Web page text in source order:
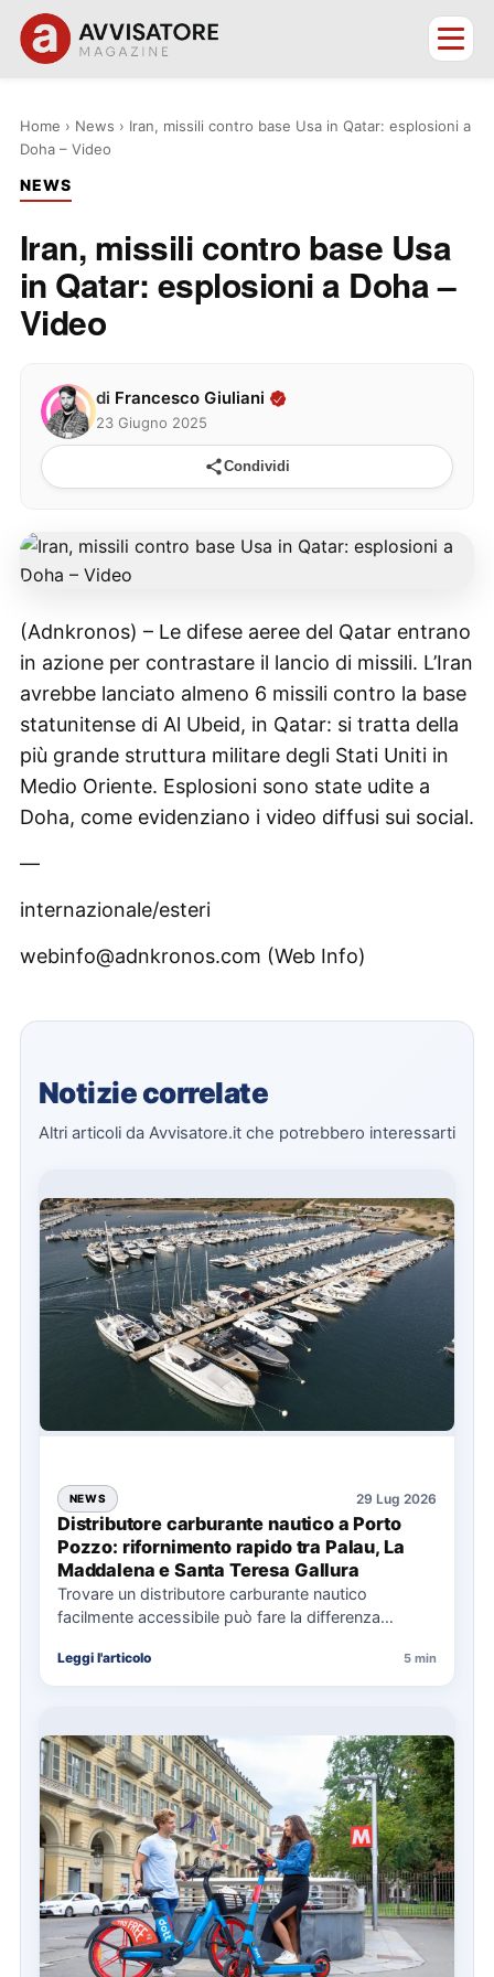
Home › News › Iran, missili contro base Usa in Qatar: esplosioni a
Doha – Video
NEWS
Iran, missili contro base Usa
in Qatar: esplosioni a Doha –
Video
di Francesco Giuliani
23 Giugno 2025
Condividi
(Adnkronos) – Le difese aeree del Qatar entrano
in azione per contrastare il lancio di missili. L’Iran
avrebbe lanciato almeno 6 missili contro la base
statunitense di Al Ubeid, in Qatar: si tratta della
più grande struttura militare degli Stati Uniti in
Medio Oriente. Esplosioni sono state udite a
Doha, come evidenziano i video diffusi sui social.
—
internazionale/esteri
webinfo@adnkronos.com (Web Info)
Notizie correlate
Altri articoli da Avvisatore.it che potrebbero interessarti
NEWS 29 Lug 2026
Distributore carburante nautico a Porto
Pozzo: rifornimento rapido tra Palau, La
Maddalena e Santa Teresa Gallura
Trovare un distributore carburante nautico
facilmente accessibile può fare la differenza
soprattutto…
Leggi l'articolo 5 min